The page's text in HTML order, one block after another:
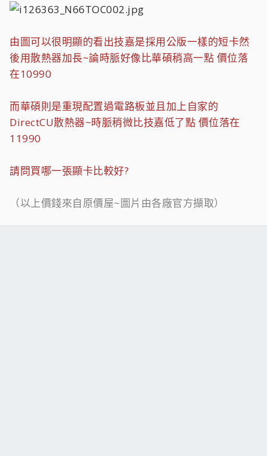
由圖可以很明顯的看出技嘉是採用公版一樣的短卡然
後用散熱器加長~論時脈好像比華碩稍高一點 價位落
在10990
而華碩則是重現配置過電路板並且加上自家的
DirectCU散熱器~時脈稍微比技嘉低了點 價位落在
11990
請問買哪一張顯卡比較好?
（以上價錢來自原價屋~圖片由各廠官方擷取）